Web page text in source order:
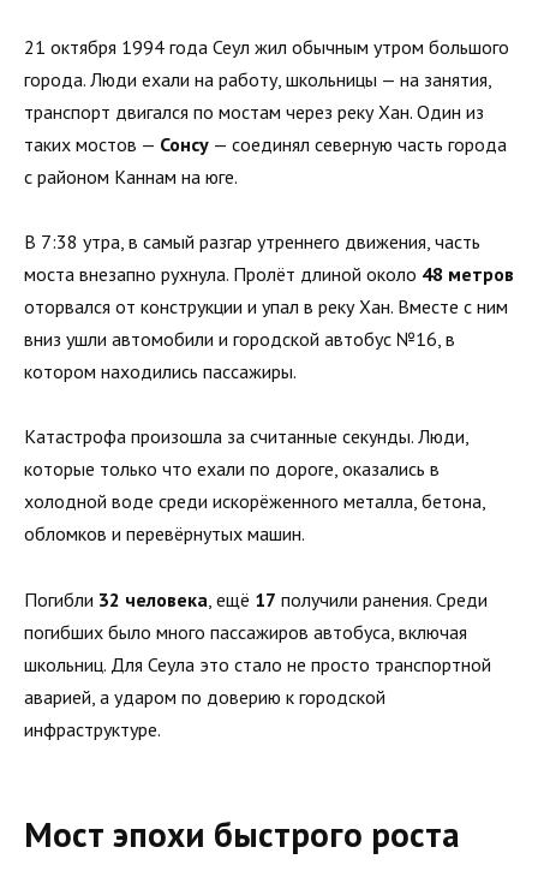
21 октября 1994 года Сеул жил обычным утром большого
города. Люди ехали на работу, школьницы — на занятия,
транспорт двигался по мостам через реку Хан. Один из
таких мостов — Сонсу — соединял северную часть города
с районом Каннам на юге.
В 7:38 утра, в самый разгар утреннего движения, часть
моста внезапно рухнула. Пролёт длиной около 48 метров
оторвался от конструкции и упал в реку Хан. Вместе с ним
вниз ушли автомобили и городской автобус №16, в
котором находились пассажиры.
Катастрофа произошла за считанные секунды. Люди,
которые только что ехали по дороге, оказались в
холодной воде среди искорёженного металла, бетона,
обломков и перевёрнутых машин.
Погибли 32 человека , ещё 17 получили ранения. Среди
погибших было много пассажиров автобуса, включая
школьниц. Для Сеула это стало не просто транспортной
аварией, а ударом по доверию к городской
инфраструктуре.
Мост эпохи быстрого роста